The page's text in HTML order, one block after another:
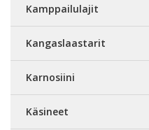
Kamppailulajit
Kangaslaastarit
Karnosiini
Käsineet